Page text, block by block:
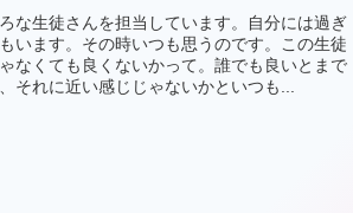
な生徒さんを担当しています。自分には過ぎ
います。その時いつも思うのです。この生徒
なくても良くないかって。誰でも良いとまで
それに近い感じじゃないかといつも...